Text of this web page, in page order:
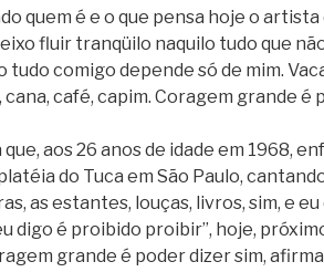
quem é e o que pensa hoje o artista
fluir tranqüilo naquilo tudo que
tudo comigo depende só de mim.
cana, café, capim. Coragem grande é
aos 26 anos de idade em 1968,
do Tuca em São Paulo,
as estantes, louças, livros, sim, e eu
digo é proibido proibir”, hoje,
grande é poder dizer sim,